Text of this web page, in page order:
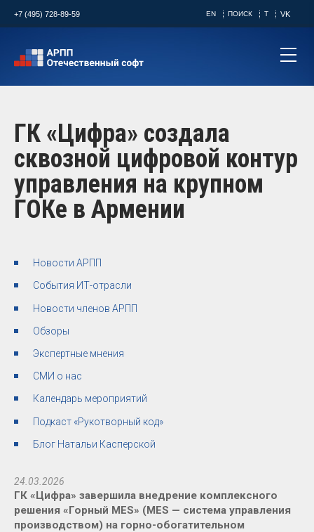
+7 (495) 728-89-59 EN ПОИСК T VK
ГК «Цифра» создала
сквозной цифровой контур
управления на крупном
ГОКе в Армении
Новости АРПП
События ИТ-отрасли
Новости членов АРПП
Обзоры
Экспертные мнения
СМИ о нас
Календарь мероприятий
Подкаст «Рукотворный код»
Блог Натальи Касперской
24.03.2026
ГК «Цифра» завершила внедрение комплексного
решения «Горный MES» (MES — система управления
производством) на горно-обогатительном